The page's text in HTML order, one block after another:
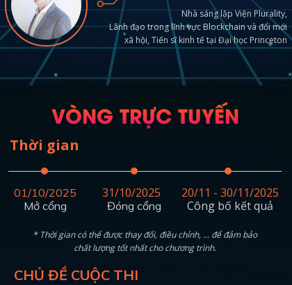
Nhà sáng lập Viện Plurality,
Lãnh đạo trong lĩnh vực Blockchain và đổi mới
xã hội, Tiến sĩ kinh tế tại Đại học Princeton
VÒNG TRỰC TUYẾN
CHỦ ĐỀ CUỘC THI
Thời gian
01/10/2025
Mở cổng
* Thời gian có thể được thay đổi, điều chỉnh, ... để đảm bảo
chất lượng tốt nhất cho chương trình.
31/10/2025
Đóng cổng
20/11 - 30/11/2025
Công bố kết quả